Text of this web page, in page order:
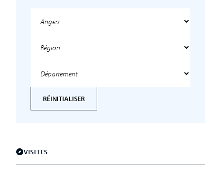
RÉINITIALISER
VISITES